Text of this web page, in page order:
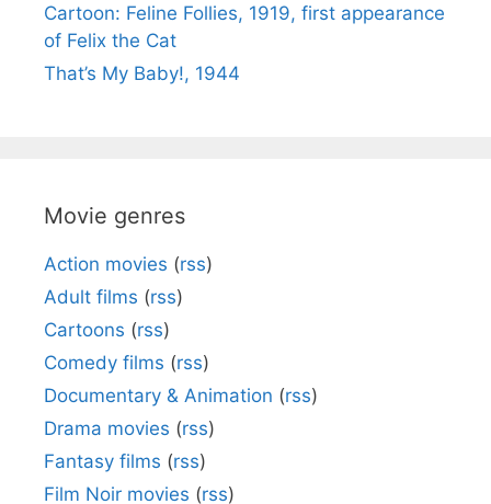
Cartoon: Feline Follies, 1919, first appearance
of Felix the Cat
That’s My Baby!, 1944
Movie genres
Action movies (rss)
Adult films (rss)
Cartoons (rss)
Comedy films (rss)
Documentary & Animation (rss)
Drama movies (rss)
Fantasy films (rss)
Film Noir movies (rss)